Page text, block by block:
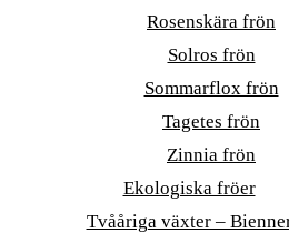
Rosenskära frön
Solros frön
Sommarflox frön
Tagetes frön
Zinnia frön
Ekologiska fröer
Tvååriga växter –